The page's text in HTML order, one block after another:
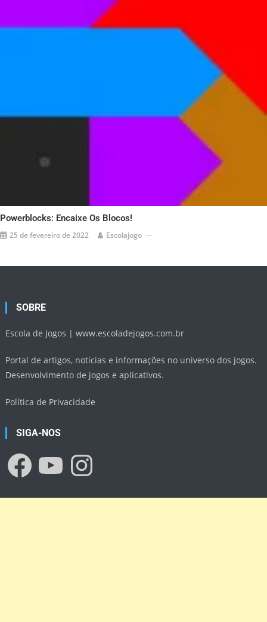
Powerblocks: Encaixe Os Blocos!
25 de fevereiro de 2022 Escolajogo
SOBRE
Escola de Jogos |www.escoladejogos.com.br
Portal de artigos, notícias e informações no universo dos jogos.
Desenvolvimento de jogos e aplicativos.
Política de Privacidade
SIGA-NOS